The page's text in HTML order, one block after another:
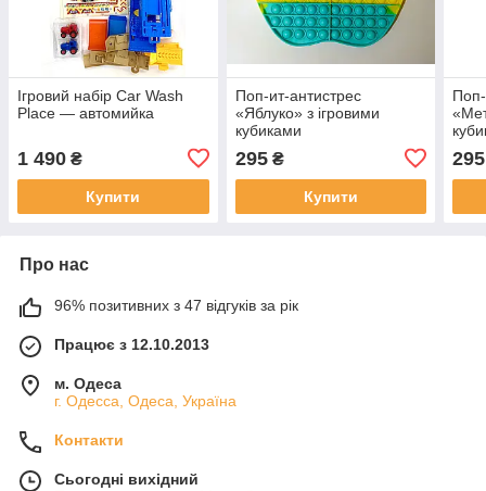
Ігровий набір Car Wash
Place — автомийка
1 490 ₴
Купити
Поп-ит-антистрес
«Яблуко» з ігровими
кубиками
295₴
Купити
295
Про нас
96% позитивних з 47 відгуків за рік
Працює з 12.10.2013
м. Одеса
г. Одесса, Одеса, Україна
Контакти
Сьогодні вихідний